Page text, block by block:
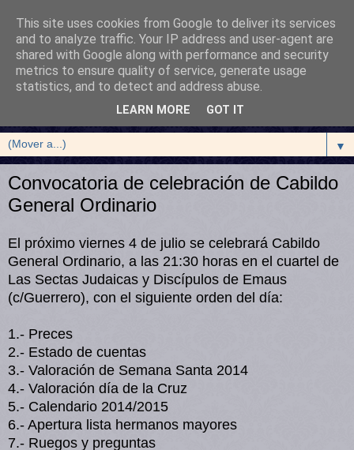
▼
Convocatoria de celebración de Cabildo
General Ordinario
El próximo viernes 4 de julio se celebrará Cabildo
General Ordinario, a las 21:30 horas en el cuartel de
Las Sectas Judaicas y Discípulos de Emaus
(c/Guerrero), con el siguiente orden del día:
1.- Preces
2.- Estado de cuentas
3.- Valoración de Semana Santa 2014
4.- Valoración día de la Cruz
5.- Calendario 2014/2015
6.- Apertura lista hermanos mayores
This site uses cookies from Google to deliver its services
and to analyze traffic. Your IP address and user-agent are
shared with Google along with performance and security
metrics to ensure quality of service, generate usage
statistics, and to detect and address abuse.
LEARN MORE GOT IT